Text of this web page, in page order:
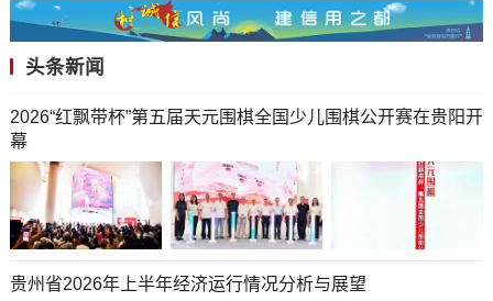
头条新闻
​​​​​​​2026“红飘带杯”第五届天元围棋全国少儿围棋公开赛在贵阳开
幕
贵州省2026年上半年经济运行情况分析与展望